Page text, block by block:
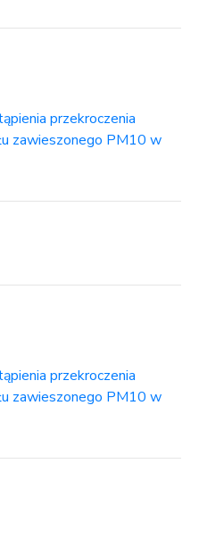
przekroczenia
zawieszonego PM10 w
przekroczenia
zawieszonego PM10 w